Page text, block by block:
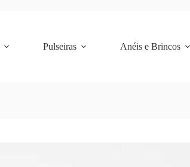
Pulseiras Anéis e Brincos